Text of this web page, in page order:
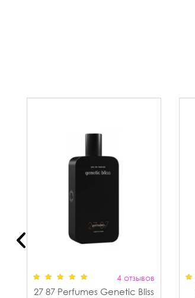
4 отзывов
27 87 Perfumes Genetic Bliss